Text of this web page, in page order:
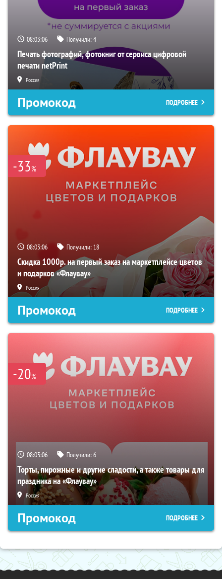
08:03:05 Получили:4
Печать фотографий, фотокниг от сервиса цифровой
печати netPrint
Россия
Промокод ПОДРОБНЕЕ
-33%
08:03:05 Получили: 18
Скидка 1000р. на первый заказ на маркетплейсе цветов
и подарков «Флаувау»
Россия
Промокод ПОДРОБНЕЕ
-20%
08:03:05 Получили:6
Торты, пирожные и другие сладости, а также товары для
праздника на «Флаувау»
Россия
Промокод ПОДРОБНЕЕ